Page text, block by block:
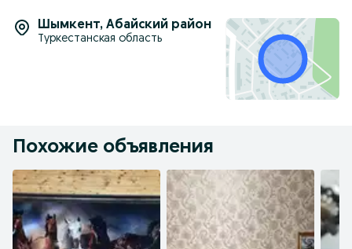
Шымкент, Абайский район
Туркестанская область
Похожие объявления